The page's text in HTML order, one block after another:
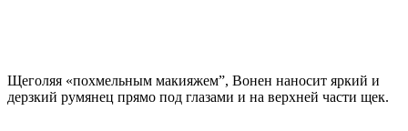
Щеголяя «похмельным макияжем”, Вонен наносит яркий и
дерзкий румянец прямо под глазами и на верхней части щек.